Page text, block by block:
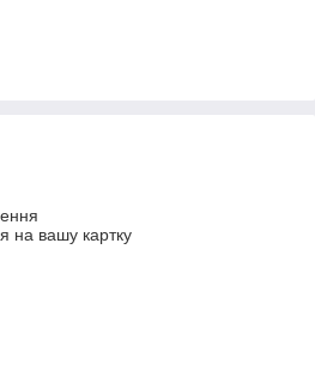
на вашу картку